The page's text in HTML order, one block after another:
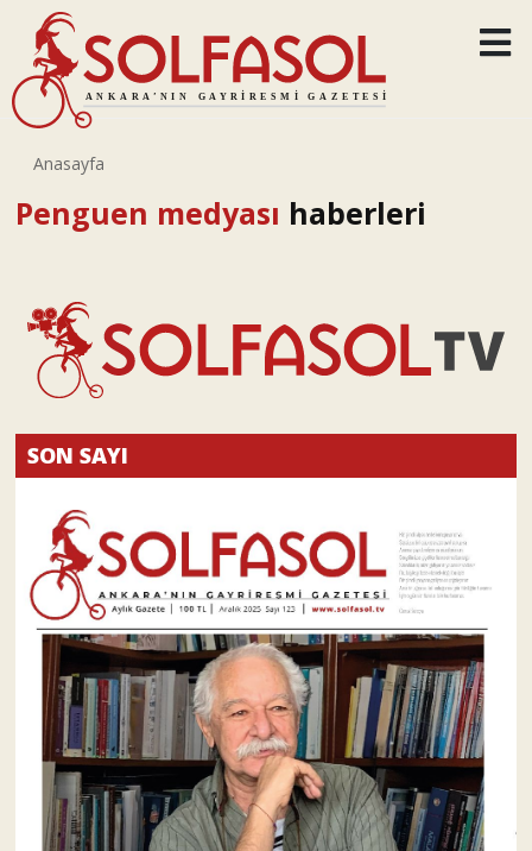
Anasayfa
Penguen medyası haberleri
SON SAYI